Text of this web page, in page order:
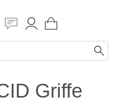
Griffe